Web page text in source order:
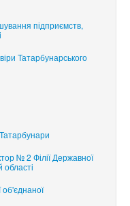
підприємств,
Татарбунарського
№ 2 Філії Державної
області